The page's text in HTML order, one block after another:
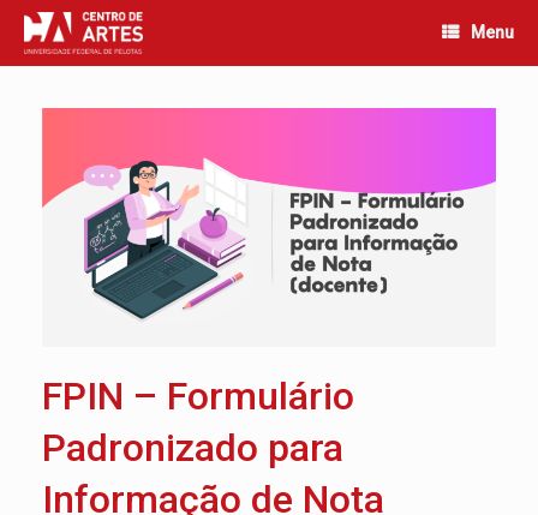
Skip
content
Menu
FPIN – Formulário
Padronizado para
Informação de Nota